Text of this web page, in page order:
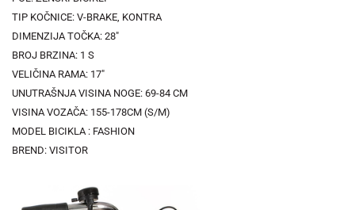
TIP KOČNICE: V-BRAKE, KONTRA
DIMENZIJA TOČKA: 28"
BROJ BRZINA: 1 S
VELIČINA RAMA: 17"
UNUTRAŠNJA VISINA NOGE: 69-84 CM
VISINA VOZAČA: 155-178CM (S/M)
MODEL BICIKLA : FASHION
BREND: VISITOR